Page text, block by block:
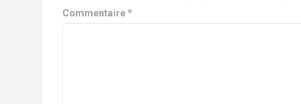
Commentaire*